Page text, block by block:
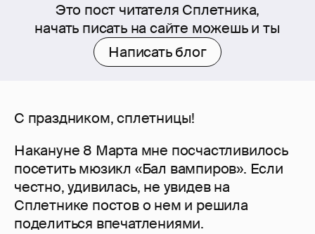
Это пост читателя Сплетника,
начать писать на сайте можешь и ты
Написать блог
С праздником, сплетницы!
Накануне 8 Марта мне посчастливилось
посетить мюзикл «Бал вампиров». Если
честно, удивилась, не увидев на
Сплетнике постов о нем и решила
поделиться впечатлениями.